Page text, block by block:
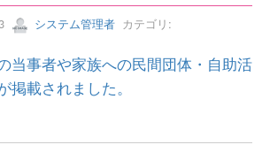
システム管理者 カテゴリ:
当事者や家族への民間団体・自助活
載されました。